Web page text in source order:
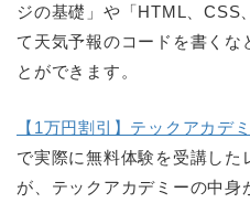
ジの基礎」や「HTML、CSS
て天気予報のコードを書くな
とができます。
【1万円割引】テックアカデ
で実際に無料体験を受講した
が、テックアカデミーの中